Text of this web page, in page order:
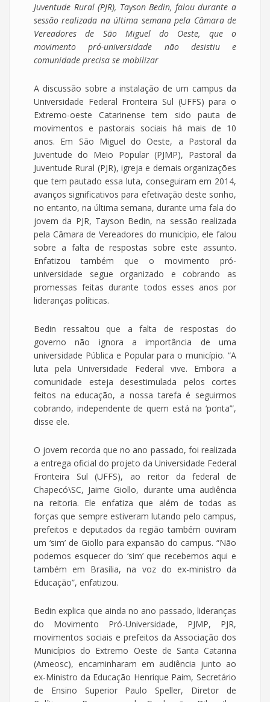
Juventude Rural (PJR), Tayson Bedin, falou durante a
sessão realizada na última semana pela Câmara de
Vereadores de São Miguel do Oeste, que o
movimento pró-universidade não desistiu e
comunidade precisa se mobilizar
A discussão sobre a instalação de um campus da
Universidade Federal Fronteira Sul (UFFS) para o
Extremo-oeste Catarinense tem sido pauta de
movimentos e pastorais sociais há mais de 10
anos. Em São Miguel do Oeste, a Pastoral da
Juventude do Meio Popular (PJMP), Pastoral da
Juventude Rural (PJR), igreja e demais organizações
que tem pautado essa luta, conseguiram em 2014,
avanços significativos para efetivação deste sonho,
no entanto, na última semana, durante uma fala do
jovem da PJR, Tayson Bedin, na sessão realizada
pela Câmara de Vereadores do município, ele falou
sobre a falta de respostas sobre este assunto.
Enfatizou também que o movimento pró-
universidade segue organizado e cobrando as
promessas feitas durante todos esses anos por
lideranças políticas.
Bedin ressaltou que a falta de respostas do
governo não ignora a importância de uma
universidade Pública e Popular para o município. “A
luta pela Universidade Federal vive. Embora a
comunidade esteja desestimulada pelos cortes
feitos na educação, a nossa tarefa é seguirmos
cobrando, independente de quem está na ‘ponta’”,
disse ele.
O jovem recorda que no ano passado, foi realizada
a entrega oficial do projeto da Universidade Federal
Fronteira Sul (UFFS), ao reitor da federal de
Chapecó\SC, Jaime Giollo, durante uma audiência
na reitoria. Ele enfatiza que além de todas as
forças que sempre estiveram lutando pelo campus,
prefeitos e deputados da região também ouviram
um ‘sim’ de Giollo para expansão do campus. “Não
podemos esquecer do ‘sim’ que recebemos aqui e
também em Brasília, na voz do ex-ministro da
Educação”, enfatizou.
Bedin explica que ainda no ano passado, lideranças
do Movimento Pró-Universidade, PJMP, PJR,
movimentos sociais e prefeitos da Associação dos
Municípios do Extremo Oeste de Santa Catarina
(Ameosc), encaminharam em audiência junto ao
ex-Ministro da Educação Henrique Paim, Secretário
de Ensino Superior Paulo Speller, Diretor de